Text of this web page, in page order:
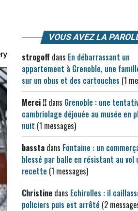
VOUS AVEZ LA
strogoff dans En débarrassant un
appartement à Grenoble, une
sur un obus et des cartouches (1
Merci !! dans Grenoble : une
cambriolage déjouée au musée en
nuit (1 messages)
bassta dans Fontaine : un
blessé par balle en résistant au vol
recette (1 messages)
Christine dans Echirolles : il
policiers puis est arrêté (2